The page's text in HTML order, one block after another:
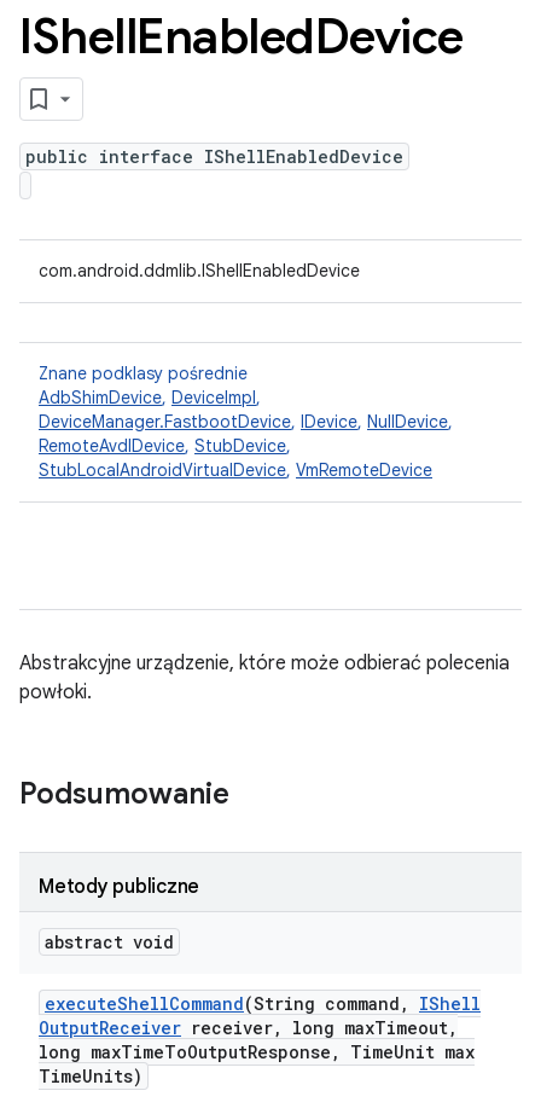
IShellEnabledDevice
public interface IShellEnabledDevice
com.android.ddmlib.IShellEnabledDevice
Znane podklasy pośrednie
AdbShimDevice, DeviceImpl,
DeviceManager.FastbootDevice, IDevice, NullDevice,
RemoteAvdIDevice, StubDevice,
StubLocalAndroidVirtualDevice, VmRemoteDevice
Abstrakcyjne urządzenie, które może odbierać polecenia
powłoki.
Podsumowanie
Metody publiczne
abstract void
executeShellCommand(String command ,
IShell
OutputReceiver receiver, long maxTimeout,
long maxTimeToOutputResponse , TimeUnit max
TimeUnits)